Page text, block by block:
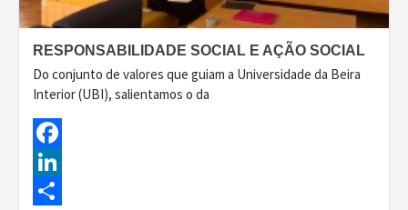
RESPONSABILIDADE SOCIAL E AÇÃO SOCIAL
Do conjunto de valores que guiam a Universidade da Beira
Interior (UBI), salientamos o da
Facebook
LinkedIn